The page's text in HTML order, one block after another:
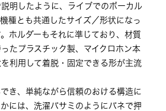
説明したように、ライブでのボーカル
種とも共通したサイズ／形状になっ
ホルダーもそれに準じており、材質
たプラスチック製、マイクロホン本
利用して着脱・固定できる形が主流
き、単純ながら信頼のおける構造に
には、洗濯バサミのようにバネで押